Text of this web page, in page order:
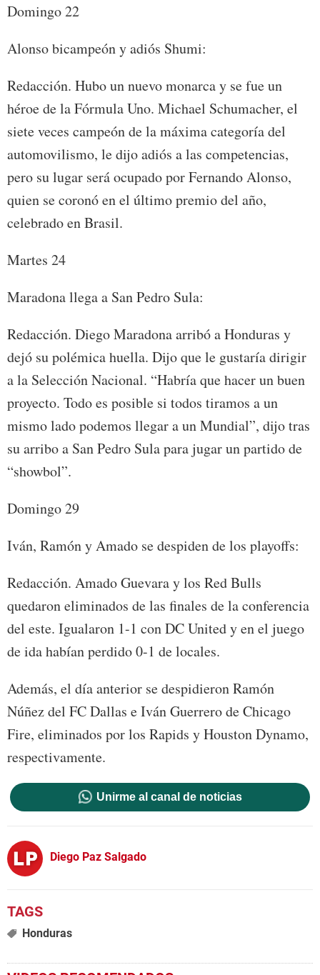
Domingo 22
Alonso bicampeón y adiós Shumi:
Redacción. Hubo un nuevo monarca y se fue un
héroe de la Fórmula Uno. Michael Schumacher, el
siete veces campeón de la máxima categoría del
automovilismo, le dijo adiós a las competencias,
pero su lugar será ocupado por Fernando Alonso,
quien se coronó en el último premio del año,
celebrado en Brasil.
Martes 24
Maradona llega a San Pedro Sula:
Redacción. Diego Maradona arribó a Honduras y
dejó su polémica huella. Dijo que le gustaría dirigir
a la Selección Nacional. “Habría que hacer un buen
proyecto. Todo es posible si todos tiramos a un
mismo lado podemos llegar a un Mundial”, dijo tras
su arribo a San Pedro Sula para jugar un partido de
“showbol”.
Domingo 29
Iván, Ramón y Amado se despiden de los playoffs:
Redacción. Amado Guevara y los Red Bulls
quedaron eliminados de las finales de la conferencia
del este. Igualaron 1-1 con DC United y en el juego
de ida habían perdido 0-1 de locales.
Además, el día anterior se despidieron Ramón
Núñez del FC Dallas e Iván Guerrero de Chicago
Fire, eliminados por los Rapids y Houston Dynamo,
respectivamente.
Unirme al canal de noticias
Diego Paz Salgado
Honduras